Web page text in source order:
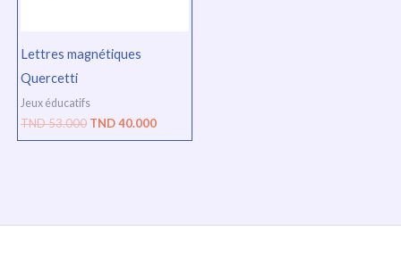
Lettres magnétiques
Quercetti
Jeux éducatifs
TND53.000 TND40.000